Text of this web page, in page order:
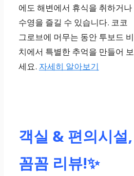
에도 해변에서 휴식을 취하거나
수영을 즐길 수 있습니다. 코코
그로브에 머무는 동안 투보드 비
치에서 특별한 추억을 만들어 보
세요. 자세히 알아보기
객실 & 편의시설,
꼼꼼 리뷰!✨